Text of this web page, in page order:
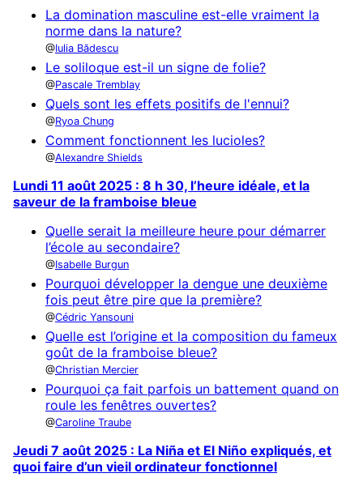
La domination masculine est-elle vraiment la
norme dans la nature?
Iulia Bădescu
Le soliloque est-il un signe de folie?
Pascale Tremblay
Quels sont les effets positifs de l'ennui?
Ryoa Chung
Comment fonctionnent les lucioles?
Alexandre Shields
Lundi 11 août 2025 : 8 h 30, l’heure idéale, et la
saveur de la framboise bleue
Quelle serait la meilleure heure pour démarrer
l’école au secondaire?
Isabelle Burgun
Pourquoi développer la dengue une deuxième
fois peut être pire que la première?
Cédric Yansouni
Quelle est l’origine et la composition du fameux
goût de la framboise bleue?
Christian Mercier
Pourquoi ça fait parfois un battement quand on
roule les fenêtres ouvertes?
Caroline Traube
Jeudi 7 août 2025 : La Niña et El Niño expliqués, et
quoi faire d’un vieil ordinateur fonctionnel